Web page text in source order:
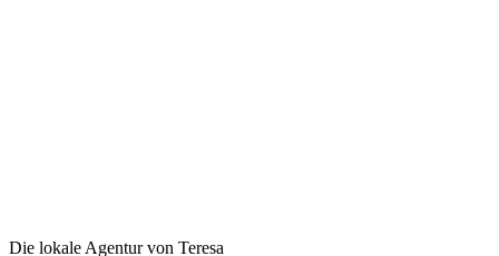
Die lokale Agentur von Teresa